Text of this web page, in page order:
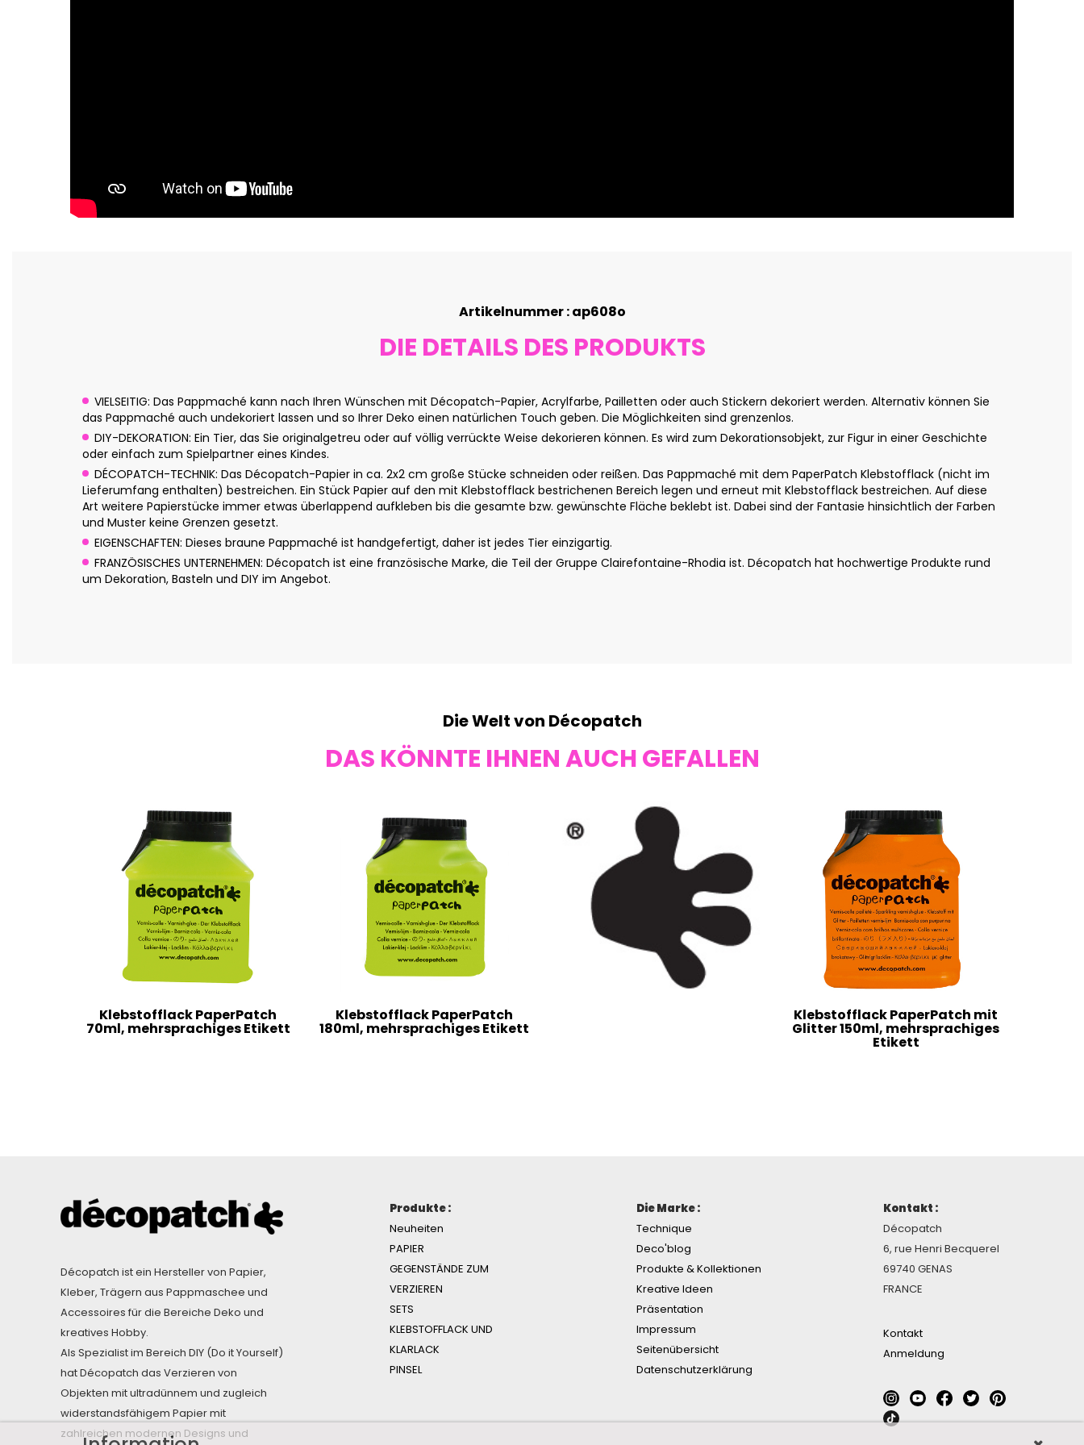
Artikelnummer : ap608o
DIE DETAILS DES PRODUKTS
VIELSEITIG: Das Pappmaché kann nach Ihren Wünschen mit Décopatch-Papier, Acrylfarbe, Pailletten oder auch Stickern dekoriert werden. Alternativ können Sie
das Pappmaché auch undekoriert lassen und so Ihrer Deko einen natürlichen Touch geben. Die Möglichkeiten sind grenzenlos.
DIY-DEKORATION: Ein Tier, das Sie originalgetreu oder auf völlig verrückte Weise dekorieren können. Es wird zum Dekorationsobjekt, zur Figur in einer Geschichte
oder einfach zum Spielpartner eines Kindes.
DÉCOPATCH-TECHNIK: Das Décopatch-Papier in ca. 2x2 cm große Stücke schneiden oder reißen. Das Pappmaché mit dem PaperPatch Klebstofflack (nicht im
Lieferumfang enthalten) bestreichen. Ein Stück Papier auf den mit Klebstofflack bestrichenen Bereich legen und erneut mit Klebstofflack bestreichen. Auf diese
Art weitere Papierstücke immer etwas überlappend aufkleben bis die gesamte bzw. gewünschte Fläche beklebt ist. Dabei sind der Fantasie hinsichtlich der Farben
und Muster keine Grenzen gesetzt.
EIGENSCHAFTEN: Dieses braune Pappmaché ist handgefertigt, daher ist jedes Tier einzigartig.
FRANZÖSISCHES UNTERNEHMEN: Décopatch ist eine französische Marke, die Teil der Gruppe Clairefontaine-Rhodia ist. Décopatch hat hochwertige Produkte rund
um Dekoration, Basteln und DIY im Angebot.
Die Welt von Décopatch
DAS KÖNNTE IHNEN AUCH GEFALLEN
Klebstofflack PaperPatch
70ml, mehrsprachiges Etikett
Klebstofflack PaperPatch
180ml, mehrsprachiges Etikett
Klebstofflack PaperPatch mit
Glitter 150ml, mehrsprachiges
Etikett
Décopatch ist ein Hersteller von Papier,
Kleber, Trägern aus Pappmaschee und
Accessoires für die Bereiche Deko und
kreatives Hobby.
Als Spezialist im Bereich DIY (Do it Yourself)
hat Décopatch das Verzieren von
Objekten mit ultradünnem und zugleich
widerstandsfähigem Papier mit
zahlreichen modernen Designs und
Produkte :
Neuheiten
PAPIER
GEGENSTÄNDE ZUM
VERZIEREN
SETS
KLEBSTOFFLACK UND
KLARLACK
PINSEL
Die Marke :
Technique
Deco'blog
Produkte & Kollektionen
Kreative Ideen
Präsentation
Impressum
Seitenübersicht
Datenschutzerklärung
Kontakt :
Décopatch
6, rue Henri Becquerel
69740 GENAS
FRANCE
Kontakt
Anmeldung